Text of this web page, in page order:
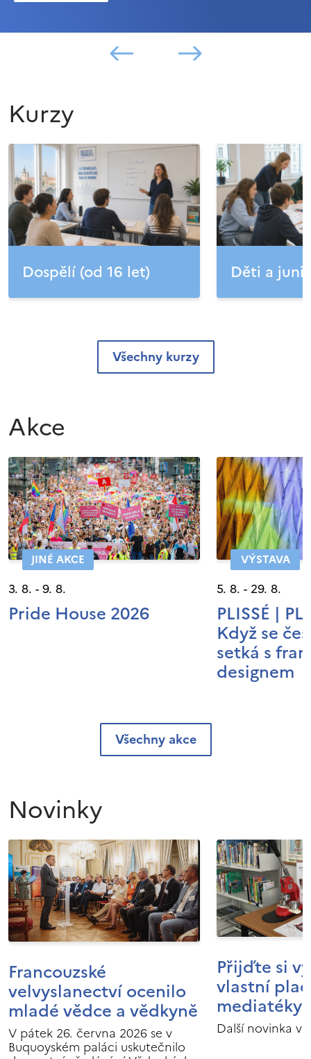
Kurzy
Dospělí (od 16 let) Děti a
Všechny kurzy
Akce
JINÉ AKCE
3. 8. - 9. 8.
Pride House 2026
VÝSTAVA
5. 8. - 29. 8.
PLISSÉ |
Když se
setká s
designem
Všechny akce
Novinky
Francouzské
velvyslanectví ocenilo
mladé vědce a vědkyně
V pátek 26. června 2026 se v
Buquoyském paláci uskutečnilo
Přijďte si
vlastní
mediatéky
Další novinka v